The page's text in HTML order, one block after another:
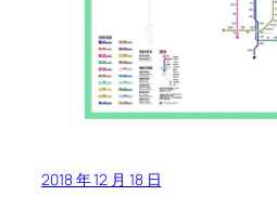
2018 年 12 月 18 日